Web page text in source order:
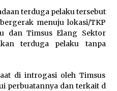
terduga pelaku tersebut
menuju lokasi/TKP
dan Timsus Elang Sektor
terduga pelaku tanpa
di introgasi oleh Timsus
perbuatannya dan terkait d